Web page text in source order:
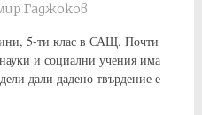
Гаджоков
5-ти клас в САЩ. Почти
и социални учения има
дали дадено твърдение е